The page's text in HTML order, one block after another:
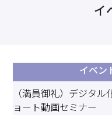
情報収集したい、自
その他経営相談
8:30～
イ
イベン
（満員御礼）デジタ
ョート動画セミナー